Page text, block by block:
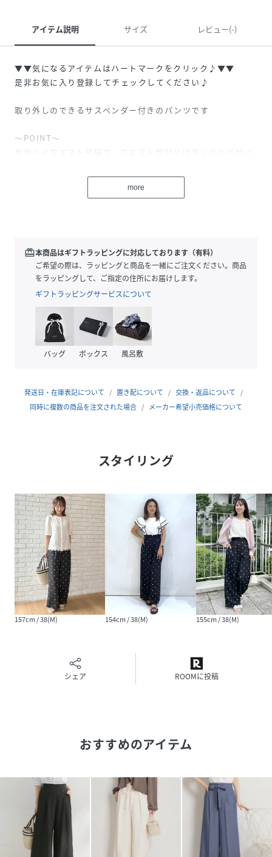
アイテム説明 サイズ レビュー(-)
▼▼気になるアイテムはハートマークをクリック♪▼▼
是非お気に入り登録してチェックしてください♪
取り外しのできるサスペンダー付きのパンツです
～POINT～
ややハイウエスト気味で、ウエスト部分にはタックのデザイ
トレンドのドット柄と落ち着いた黒の無地の展開です。
の高めな日でもサラリと着ていただけます。
シワも目立ちにくく、お手入れしやすい素材です。
【仕様】
・ポケット数：横×2
・ウエスト後ろゴム
・後ろファスナー
・アイボリー（104）のみ裏地あり
サスペンダー付きでスタイリングが即完成する、着回し力の
高いアイテム。
インナー次第で雰囲気を変えられ、シーズンレスで活躍して
くれます。
サスペンダーを外せばシンプルなパンツとしても使え、コー
デの幅が広がるのがポイントです。
【26SSNEWARRIVAL】
【26SSNEWCOLLECTION】
クリーニング 手洗い可
品番
RV7844_20260150865021
20260150865021-019-36 RV7844
more
redeem本商品はギフトラッピングに対応しております（有料）
ご希望の際は、ラッピングと商品を一緒にご注文ください。商品
をラッピングして、ご指定の住所にお届けします。
ギフトラッピングサービスについて
バッグ ボックス 風呂敷
発送日・在庫表記について 置き配について
交換・返品について
同時に複数の商品を注文された場合
メーカー希望小売価格について
スタイリング
157cm / 38(M) 154cm / 38(M) 155cm / 38(M)
シェア ROOMに投稿
おすすめのアイテム